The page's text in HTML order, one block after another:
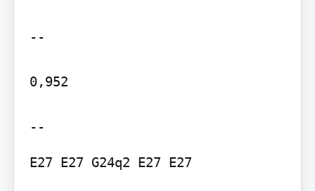
--
0,952
E27 E27 G24q2 E27 E27